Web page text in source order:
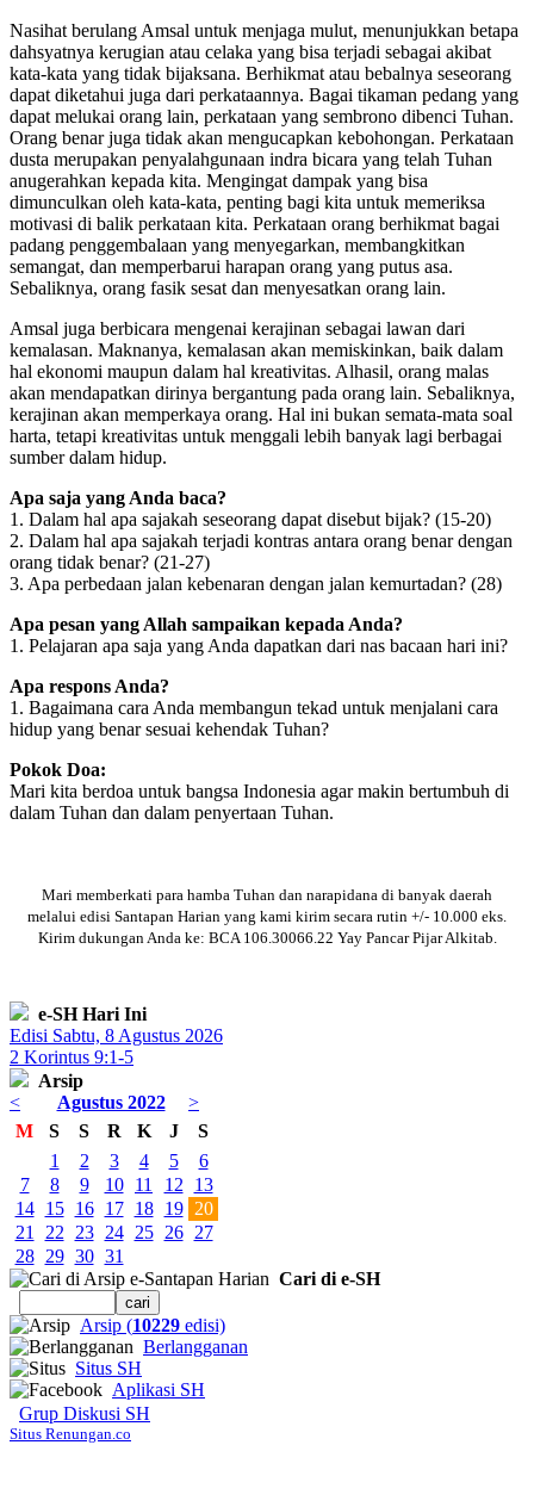
Nasihat berulang Amsal untuk menjaga mulut, menunjukkan betapa
dahsyatnya kerugian atau celaka yang bisa terjadi sebagai akibat
kata-kata yang tidak bijaksana. Berhikmat atau bebalnya seseorang
dapat diketahui juga dari perkataannya. Bagai tikaman pedang yang
dapat melukai orang lain, perkataan yang sembrono dibenci Tuhan.
Orang benar juga tidak akan mengucapkan kebohongan. Perkataan
dusta merupakan penyalahgunaan indra bicara yang telah Tuhan
anugerahkan kepada kita. Mengingat dampak yang bisa
dimunculkan oleh kata-kata, penting bagi kita untuk memeriksa
motivasi di balik perkataan kita. Perkataan orang berhikmat bagai
padang penggembalaan yang menyegarkan, membangkitkan
semangat, dan memperbarui harapan orang yang putus asa.
Sebaliknya, orang fasik sesat dan menyesatkan orang lain.
Amsal juga berbicara mengenai kerajinan sebagai lawan dari
kemalasan. Maknanya, kemalasan akan memiskinkan, baik dalam
hal ekonomi maupun dalam hal kreativitas. Alhasil, orang malas
akan mendapatkan dirinya bergantung pada orang lain. Sebaliknya,
kerajinan akan memperkaya orang. Hal ini bukan semata-mata soal
harta, tetapi kreativitas untuk menggali lebih banyak lagi berbagai
sumber dalam hidup.
Apa saja yang Anda baca?
1. Dalam hal apa sajakah seseorang dapat disebut bijak? (15-20)
2. Dalam hal apa sajakah terjadi kontras antara orang benar dengan
orang tidak benar? (21-27)
3. Apa perbedaan jalan kebenaran dengan jalan kemurtadan? (28)
Apa pesan yang Allah sampaikan kepada Anda?
1. Pelajaran apa saja yang Anda dapatkan dari nas bacaan hari ini?
Apa respons Anda?
1. Bagaimana cara Anda membangun tekad untuk menjalani cara
hidup yang benar sesuai kehendak Tuhan?
Pokok Doa:
Mari kita berdoa untuk bangsa Indonesia agar makin bertumbuh di
dalam Tuhan dan dalam penyertaan Tuhan.
Mari memberkati para hamba Tuhan dan narapidana di banyak daerah
melalui edisi Santapan Harian yang kami kirim secara rutin +/- 10.000 eks.
Kirim dukungan Anda ke: BCA 106.30066.22 Yay Pancar Pijar Alkitab.
e-SH Hari Ini
Edisi Sabtu, 8 Agustus 2026
2 Korintus 9:1-5
Arsip
<
Agustus 2022
>
M
S S R K J
S
1
2 3 4 5
6
7
8 9 10 11 12
13
14
15 16 17 18 19 20
21 22 23 24 25 26 27
28 29 30 31
Cari di e-SH
Arsip (10229 edisi)
Berlangganan
Situs SH
Aplikasi SH
Grup Diskusi SH
Situs Renungan.co